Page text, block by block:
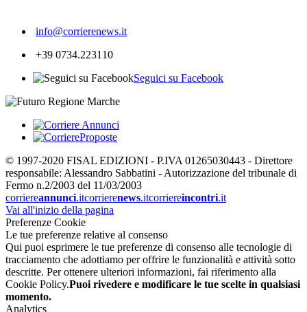
info@corrierenews.it
+39 0734.223110
Seguici su Facebook
© 1997-2020 FISAL EDIZIONI - P.IVA 01265030443 - Direttore
responsabile: Alessandro Sabbatini - Autorizzazione del tribunale di
Fermo n.2/2003 del 11/03/2003
corriereannunci.itcorrierenews.itcorriereincontri.it
Vai all'inizio della pagina
Preferenze Cookie
Le tue preferenze relative al consenso
Qui puoi esprimere le tue preferenze di consenso alle tecnologie di
tracciamento che adottiamo per offrire le funzionalità e attività sotto
descritte. Per ottenere ulteriori informazioni, fai riferimento alla
Cookie Policy.Puoi rivedere e modificare le tue scelte in qualsiasi
momento.
Analytics